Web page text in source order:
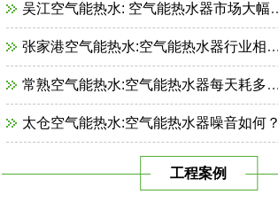
吴江空气能热水: 空气能热水器市场大幅增长
张家港空气能热水:空气能热水器行业相关政策一览
常熟空气能热水:空气能热水器每天耗多少电？
太仓空气能热水:空气能热水器噪音如何？
工程案例